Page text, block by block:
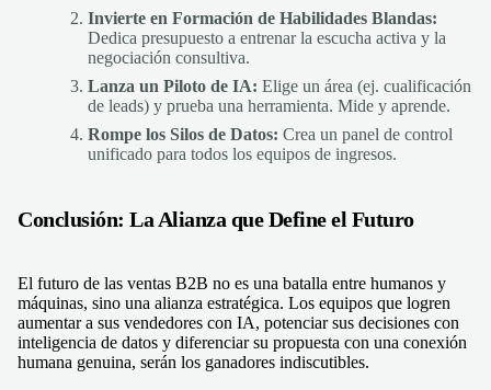
Invierte en Formación de Habilidades Blandas:
Dedica presupuesto a entrenar la escucha activa y la
negociación consultiva.
Lanza un Piloto de IA: Elige un área (ej. cualificación
de leads) y prueba una herramienta. Mide y aprende.
Rompe los Silos de Datos: Crea un panel de control
unificado para todos los equipos de ingresos.
Conclusión: La Alianza que Define el Futuro
El futuro de las ventas B2B no es una batalla entre humanos y
máquinas, sino una alianza estratégica. Los equipos que logren
aumentar a sus vendedores con IA, potenciar sus decisiones con
inteligencia de datos y diferenciar su propuesta con una conexión
humana genuina, serán los ganadores indiscutibles.